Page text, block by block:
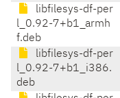
libfilesys-df-per
l_0.92-7+b1_armh
f.deb
libfilesys-df-per
l_0.92-7+b1_i386.
deb